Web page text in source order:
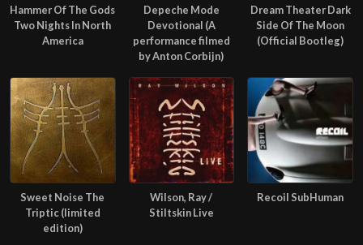
Hammer Of The Gods
Two Nights In North
America
Depeche Mode
Devotional (A
performance filmed
by Anton Corbijn)
Dream Theater Dark
Side Of The Moon
(Official Bootleg)
Sweet Noise The
Triptic (limited
edition)
Wilson, Ray /
Stiltskin Live
Recoil SubHuman